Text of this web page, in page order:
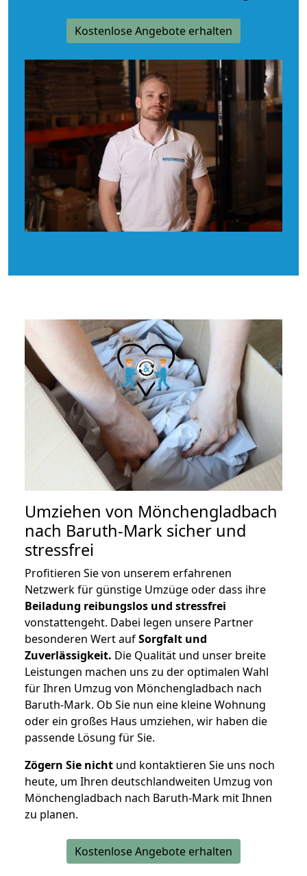
Kostenlose Angebote erhalten
Umziehen von Mönchengladbach
nach Baruth-Mark sicher und
stressfrei
Profitieren Sie von unserem erfahrenen
Netzwerk für günstige Umzüge oder dass ihre
Beiladung reibungslos und stressfrei
vonstattengeht. Dabei legen unsere Partner
besonderen Wert aufSorgfalt und
Zuverlässigkeit. Die Qualität und unser breite
Leistungen machen uns zu der optimalen Wahl
für Ihren Umzug von Mönchengladbach nach
Baruth-Mark. Ob Sie nun eine kleine Wohnung
oder ein großes Haus umziehen, wir haben die
passende Lösung für Sie.
Zögern Sie nicht und kontaktieren Sie uns noch
heute, um Ihren deutschlandweiten Umzug von
Mönchengladbach nach Baruth-Mark mit Ihnen
zu planen.
Kostenlose Angebote erhalten